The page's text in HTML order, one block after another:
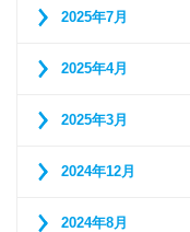
2025年7月
2025年4月
2025年3月
2024年12月
2024年8月